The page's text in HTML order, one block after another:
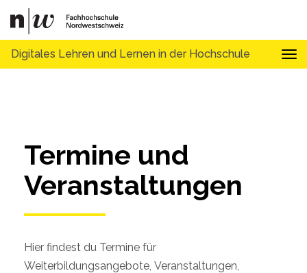
Digitales Lehren und Lernen in der Hochschule
Termine und
Veranstaltungen
Hier findest du Termine für
Weiterbildungsangebote, Veranstaltungen,